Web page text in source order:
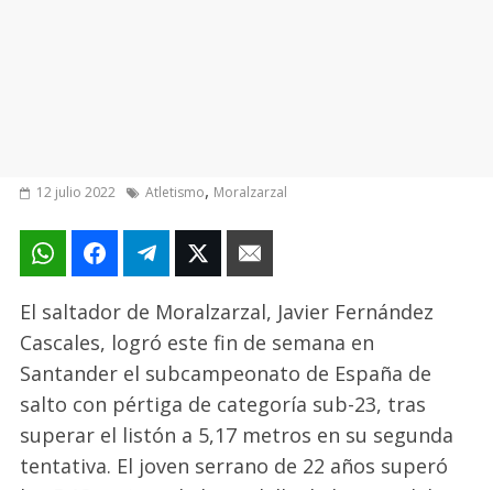
12 julio 2022 Atletismo, Moralzarzal
El saltador de Moralzarzal, Javier Fernández
Cascales, logró este fin de semana en
Santander el subcampeonato de España de
salto con pértiga de categoría sub-23, tras
superar el listón a 5,17 metros en su segunda
tentativa. El joven serrano de 22 años superó